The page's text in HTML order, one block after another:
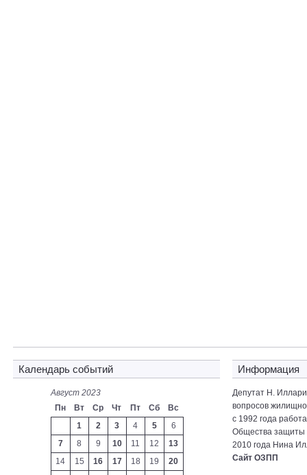
Календарь событий
Август 2023
Пн
Вт Ср Чт Пт Сб
Вс
1
2 3 4 5
6
7
8 9 10 11 12
13
14
15 16 17 18 19
20
Информация
Депутат Н.
вопросов
с 1992 года
Общества защиты
2010 года Нина
Сайт ОЗПП